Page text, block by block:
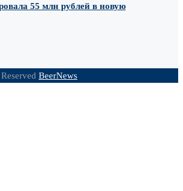
55 млн рублей в новую
BeerNews